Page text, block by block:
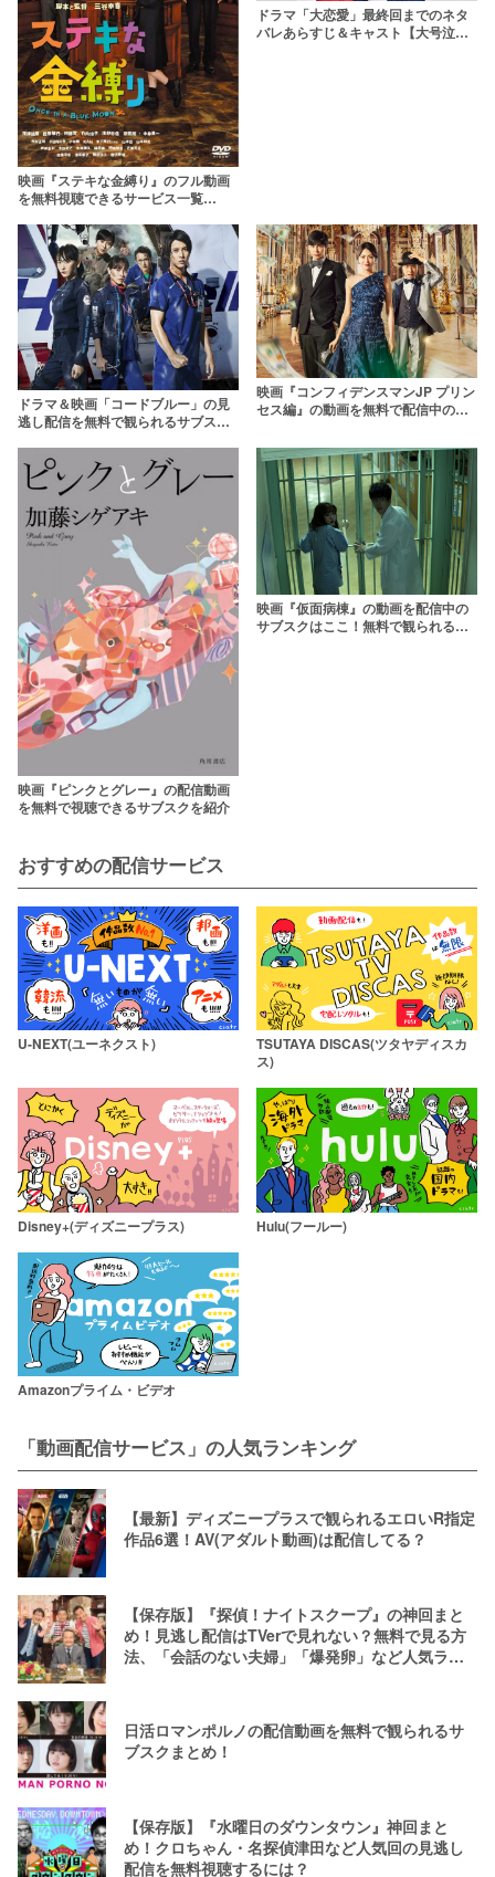
映画『ステキな金縛り』のフル動画
を無料視聴できるサービス一覧
ドラマ「大恋愛」最終回までのネタ
バレあらすじ＆キャスト【大号泣必
ドラマ＆映画「コードブルー」の見
逃し配信を無料で観られるサブスク
映画『コンフィデンスマンJP プリン
セス編』の動画を無料で配信中のサ
映画『ピンクとグレー』の配信動画
を無料で視聴できるサブスクを紹介
映画『仮面病棟』の動画を配信中の
サブスクはここ！無料で観られるか
おすすめの配信サービス
U-NEXT(ユーネクスト)
TSUTAYA DISCAS(ツタヤディスカ
ス)
Disney+(ディズニープラス) Hulu(フールー)
Amazonプライム・ビデオ
「動画配信サービス」の人気ランキング
【最新】ディズニープラスで観られるエロいR指定
作品6選！AV(アダルト動画)は配信してる？
【保存版】『探偵！ナイトスクープ』の神回まと
め！見逃し配信はTVerで見れない？無料で見る方
法、「会話のない夫婦」「爆発卵」など人気ラン
日活ロマンポルノの配信動画を無料で観られるサ
ブスクまとめ！
【保存版】『水曜日のダウンタウン』神回まと
め！クロちゃん・名探偵津田など人気回の見逃し
配信を無料視聴するには？